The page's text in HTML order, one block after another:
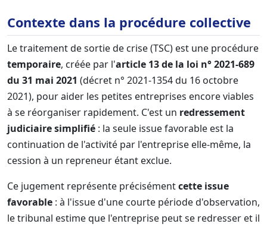
Contexte dans la procédure collective
Le traitement de sortie de crise (TSC) est une procédure
temporaire, créée par l'article 13 de la loi n° 2021-689
du 31 mai 2021 (décret n° 2021-1354 du 16 octobre
2021), pour aider les petites entreprises encore viables
à se réorganiser rapidement. C'est un redressement
judiciaire simplifié : la seule issue favorable est la
continuation de l'activité par l'entreprise elle-même, la
cession à un repreneur étant exclue.
Ce jugement représente précisémentcette issue
favorable : à l'issue d'une courte période d'observation,
le tribunal estime que l'entreprise peut se redresser et il